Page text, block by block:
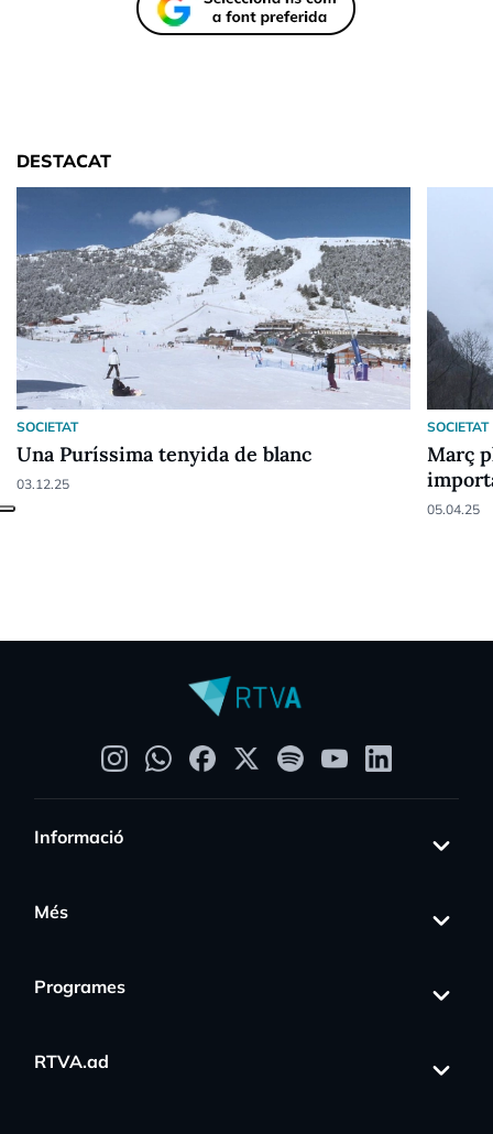
DESTACAT
SOCIETAT
Una Puríssima tenyida de blanc
03.12.25
SOCIETAT
Març
05.04.25
Informació
Més
Programes
RTVA.ad